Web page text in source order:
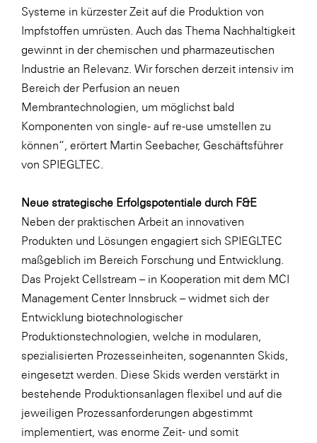
Systeme in kürzester Zeit auf die Produktion von
Impfstoffen umrüsten. Auch das Thema Nachhaltigkeit
gewinnt in der chemischen und pharmazeutischen
Industrie an Relevanz. Wir forschen derzeit intensiv im
Bereich der Perfusion an neuen
Membrantechnologien, um möglichst bald
Komponenten von single- auf re-use umstellen zu
können“, erörtert Martin Seebacher, Geschäftsführer
von SPIEGLTEC.
Neue strategische Erfolgspotentiale durch F&E
Neben der praktischen Arbeit an innovativen
Produkten und Lösungen engagiert sich SPIEGLTEC
maßgeblich im Bereich Forschung und Entwicklung.
Das Projekt Cellstream – in Kooperation mit dem MCI
Management Center Innsbruck – widmet sich der
Entwicklung biotechnologischer
Produktionstechnologien, welche in modularen,
spezialisierten Prozesseinheiten, sogenannten Skids,
eingesetzt werden. Diese Skids werden verstärkt in
bestehende Produktionsanlagen flexibel und auf die
jeweiligen Prozessanforderungen abgestimmt
implementiert, was enorme Zeit- und somit